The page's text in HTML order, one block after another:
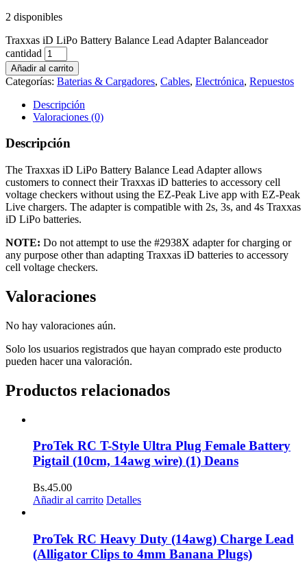
2 disponibles
Traxxas iD LiPo Battery Balance Lead Adapter Balanceador
cantidad
Añadir al carrito
Categorías: Baterias & Cargadores, Cables, Electrónica, Repuestos
Descripción
Valoraciones (0)
Descripción
The Traxxas iD LiPo Battery Balance Lead Adapter allows
customers to connect their Traxxas iD batteries to accessory cell
voltage checkers without using the EZ-Peak Live app with EZ-Peak
Live chargers. The adapter is compatible with 2s, 3s, and 4s Traxxas
iD LiPo batteries.
NOTE: Do not attempt to use the #2938X adapter for charging or
any purpose other than adapting Traxxas iD batteries to accessory
cell voltage checkers.
Valoraciones
No hay valoraciones aún.
Solo los usuarios registrados que hayan comprado este producto
pueden hacer una valoración.
Productos relacionados
ProTek RC T-Style Ultra Plug Female Battery
Pigtail (10cm, 14awg wire) (1) Deans
Bs.45.00
Añadir al carrito Detalles
ProTek RC Heavy Duty (14awg) Charge Lead
(Alligator Clips to 4mm Banana Plugs)